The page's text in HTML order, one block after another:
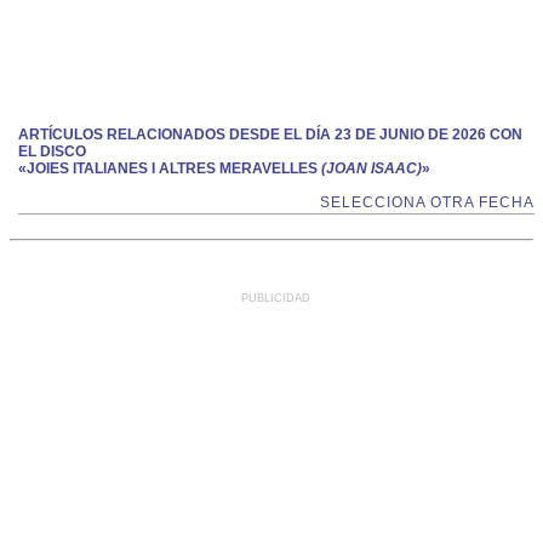
ARTÍCULOS RELACIONADOS DESDE EL DÍA 23 DE JUNIO DE 2026 CON
EL DISCO
«JOIES ITALIANES I ALTRES MERAVELLES (JOAN ISAAC)»
SELECCIONA OTRA FECHA
PUBLICIDAD